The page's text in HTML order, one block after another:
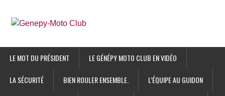
LE MOT DU PRÉSIDENT LE GÉNÉPY MOTO CLUB EN VIDÉO
LA SÉCURITÉ BIEN ROULER ENSEMBLE. L’ÉQUIPE AU GUIDON